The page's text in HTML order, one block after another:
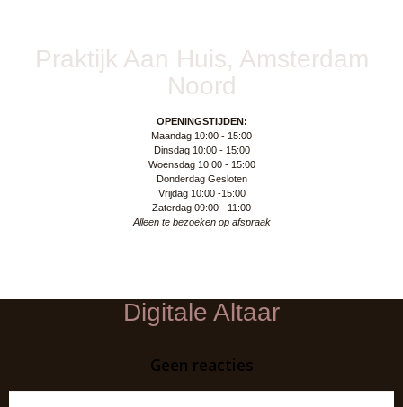
Praktijk Aan Huis, Amsterdam
Noord
OPENINGSTIJDEN:
Maandag 10:00 - 15:00
Dinsdag 10:00 - 15:00
Woensdag 10:00 - 15:00
Donderdag Gesloten
Vrijdag 10:00 -15:00
Zaterdag 09:00 - 11:00
Alleen te bezoeken op afspraak
Digitale Altaar
Geen reacties